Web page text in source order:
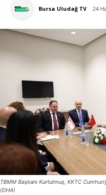
Bursa Uludağ TV 24
TBMM Başkanı Kurtulmuş, KKTC
(DHA)